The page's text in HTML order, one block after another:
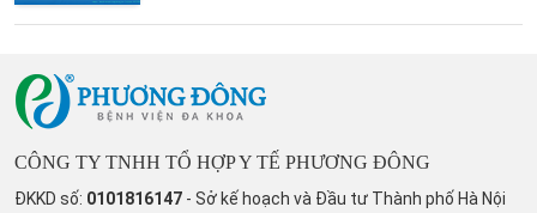
CÔNG TY TNHH TỔ HỢP Y TẾ PHƯƠNG ĐÔNG
ĐKKD số: 0101816147 - Sở kế hoạch và Đầu tư Thành phố Hà Nội